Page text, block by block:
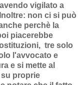
vigilato a
non ci si può
perchè la
piacerebbe
tre solo
l'avvocato e
e si mette al
proprie